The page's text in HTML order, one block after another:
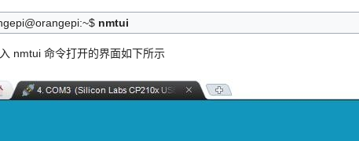
nmtui
nmtui 命令打开的界面如下所示